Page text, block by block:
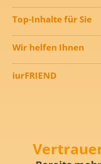
Top-Inhalte für Sie
Wir helfen Ihnen
iurFRIEND